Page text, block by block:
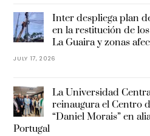
Inter despliega plan
en la restitución de
La Guaira y zonas
JULY 17, 2026
La Universidad
reinaugura el Centro
“Daniel Morais” en
Portugal